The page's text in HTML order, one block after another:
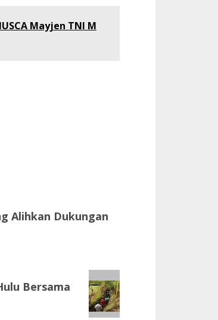
Mayjen TNI M
Alihkan Dukungan
Bersama